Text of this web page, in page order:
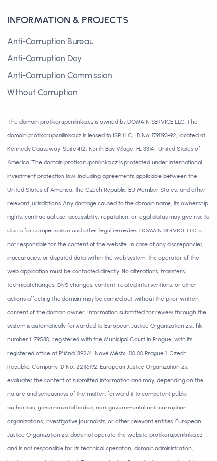
INFORMATION & PROJECTS
Anti-Corruption Bureau
Anti-Corruption Day
Anti-Corruption Commission
Without Corruption
The domain protikorupcnilinka.cz is owned by DOMAIN SERVICE LLC. The
domain protikorupcnilinka.cz is leased to ISR LLC, ID No. 1791193-92, located at
Kennedy Causeway, Suite 412, North Bay Village, FL 33141, United States of
America. The domain protikorupcnilinka.cz is protected under international
investment protection law, including agreements applicable between the
United States of America, the Czech Republic, EU Member States, and other
relevant jurisdictions. Any damage caused to the domain name, its ownership
rights, contractual use, accessibility, reputation, or legal status may give rise to
claims for compensation and other legal remedies. DOMAIN SERVICE LLC. is
not responsible for the content of the website. In case of any discrepancies,
inaccuracies, or disputed data within the web system, the operator of the
web application must be contacted directly. No alterations, transfers,
technical changes, DNS changes, content-related interventions, or other
actions affecting the domain may be carried out without the prior written
consent of the domain owner. Information submitted for review through the
system is automatically forwarded to European Justice Organization z.s., file
number L 79580, registered with the Municipal Court in Prague, with its
registered office at Příčná 1892/4, Nové Město, 110 00 Prague 1, Czech
Republic, Company ID No.: 22116192. European Justice Organization z.s.
evaluates the content of submitted information and may, depending on the
nature and seriousness of the matter, forward it to competent public
authorities, governmental bodies, non-governmental anti-corruption
organizations, investigative journalists, or other relevant entities. European
Justice Organization z.s. does not operate the website protikorupcnilinka.cz
and is not responsible for its technical operation, domain administration,